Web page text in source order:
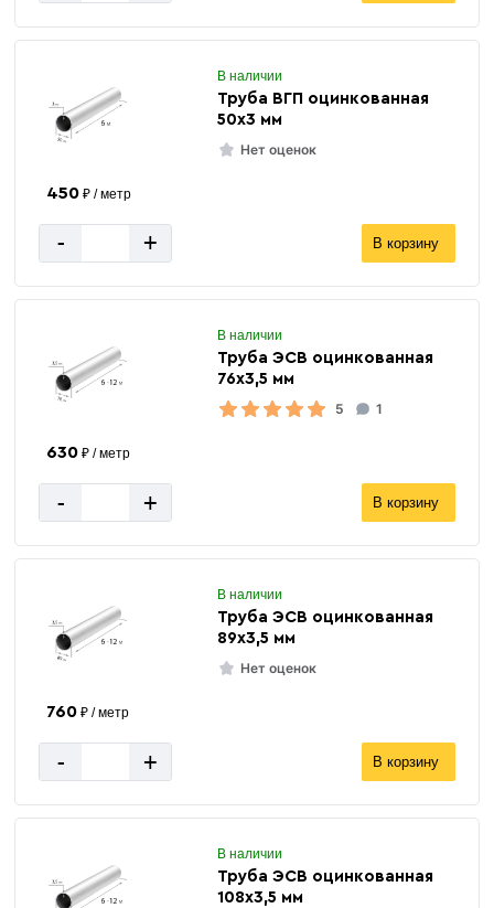
В наличии
Труба ВГП оцинкованная
50х3 мм
Нет оценок
450 ₽ / метр
- + В корзину
В наличии
Труба ЭСВ оцинкованная
76х3,5 мм
5
1
630 ₽ / метр
- + В корзину
В наличии
Труба ЭСВ оцинкованная
89х3,5 мм
Нет оценок
760 ₽ / метр
- + В корзину
В наличии
Труба ЭСВ оцинкованная
108х3,5 мм